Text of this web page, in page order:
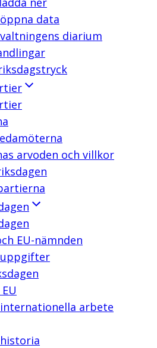
data
diarium
arvoden och villkor
EU-nämnden
uppgifter
internationella arbete